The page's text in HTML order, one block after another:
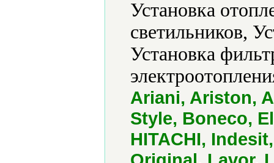
Установка
светильников,
Установка
Ariani, Ariston,
Style, Boneco,
HITACHI,